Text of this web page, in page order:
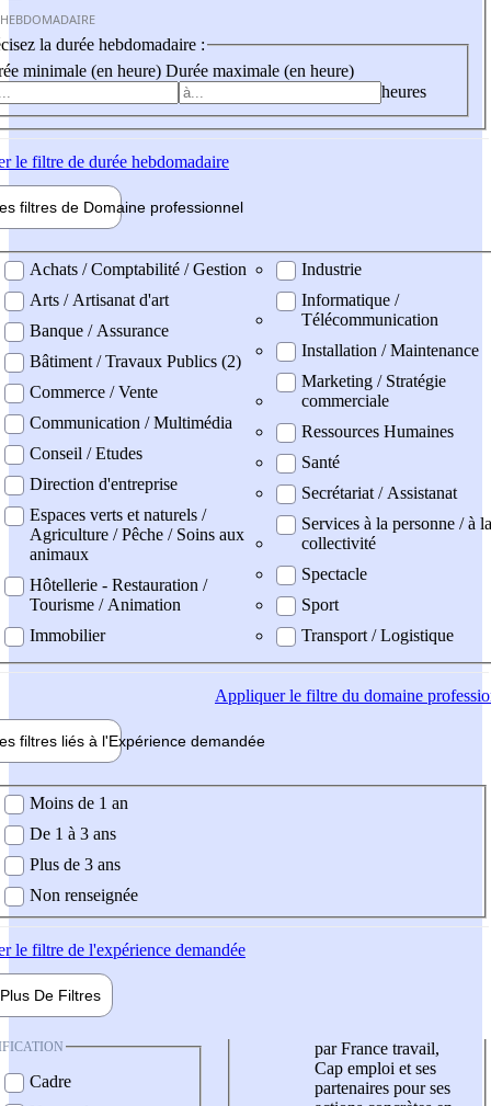
la durée hebdomadaire :
minimale (en heure) Durée maximale (en heure)
heures
le filtre de durée hebdomadaire
filtres de Domaine professionnel
professionel
Achats / Comptabilité / Gestion
Arts / Artisanat d'art
Banque / Assurance
Bâtiment / Travaux Publics (2)
Commerce / Vente
Communication / Multimédia
Conseil / Etudes
Direction d'entreprise
Espaces verts et naturels /
Agriculture / Pêche / Soins aux
animaux
Hôtellerie - Restauration /
Tourisme / Animation
Immobilier
Industrie
Informatique /
Télécommunication
Installation / Maintenance
Marketing / Stratégie
commerciale
Ressources Humaines
Santé
Secrétariat / Assistanat
Services à la personne / à la
collectivité
Spectacle
Sport
Transport / Logistique
Appliquerle filtre du domaine
filtres liés à l'Expérience demandée
demandée
Moins de 1 an
De 1 à 3 ans
Plus de 3 ans
Non renseignée
le filtre de l'expérience demandée
Plus De Filtres
Cadre
par France travail,
Cap emploi et ses
partenaires pour ses